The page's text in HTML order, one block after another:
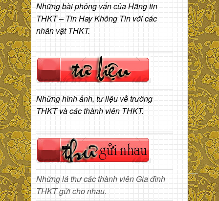
Những bài phỏng vấn của Hãng tin
THKT – Tin Hay Không Tin với các
nhân vật THKT.
Những hình ảnh, tư liệu về trường
THKT và các thành viên THKT.
Những lá thư các thành viên Gia đình
THKT gửi cho nhau.